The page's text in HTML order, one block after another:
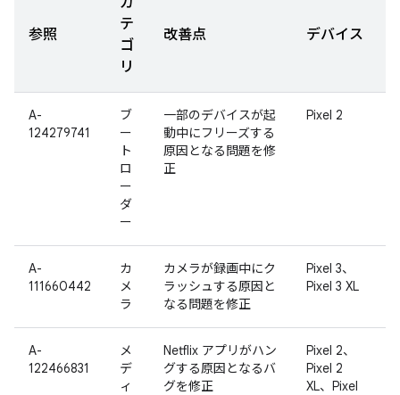
参照
テ
ゴ
リ
改善点 デバイス
A-
124279741
ブ
ー
ト
ロ
ー
ダ
ー
一部のデバイスが起
動中にフリーズする
原因となる問題を修
正
Pixel 2
A-
111660442
カ
メ
ラ
カメラが録画中にク
ラッシュする原因と
なる問題を修正
Pixel 3、
Pixel 3 XL
A-
122466831
メ
デ
ィ
Netflix アプリがハン
グする原因となるバ
グを修正
Pixel 2、
Pixel 2
XL、Pixel